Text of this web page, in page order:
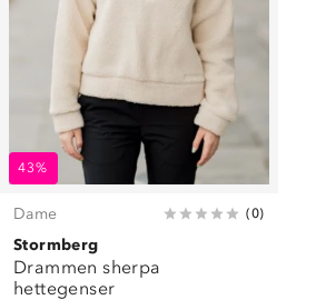
43%
Dame (0)
Stormberg
Drammen sherpa
hettegenser